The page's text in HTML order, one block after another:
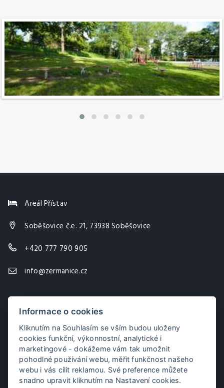
Areál Přístav
Soběšovice č.e. 21, 73938 Soběšovice
+420 777 790 905
info@zermanice.cz
Informace o cookies
Kliknutím na Souhlasím se vším budou uloženy
cookies funkční, výkonnostní, analytické i
marketingové - dokážeme vám tak umožnit
pohodlné používání webu, měřit funkčnost našeho
webu i vás cílit reklamou. Své preference můžete
snadno upravit kliknutím na Nastavení cookies.